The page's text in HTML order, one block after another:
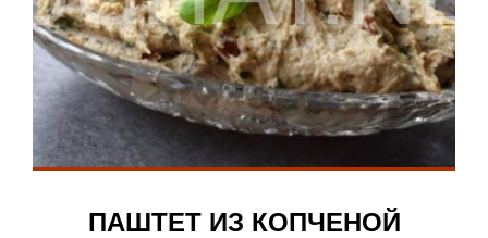
ПАШТЕТ ИЗ КОПЧЕНОЙ